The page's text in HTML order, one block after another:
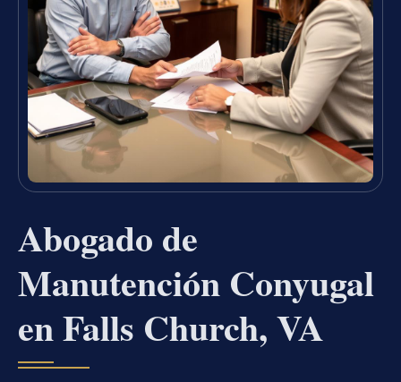
Abogado de
Manutención Conyugal
en Falls Church, VA